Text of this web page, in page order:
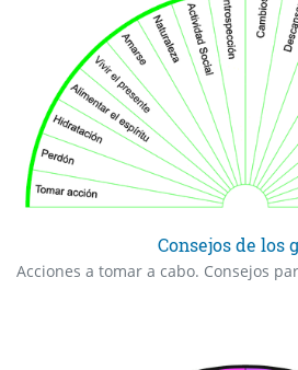
Consejos de los
Acciones a tomar a cabo. Consejos